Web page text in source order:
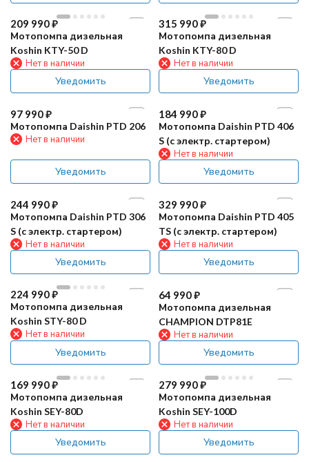
209 990₽
Мотопомпа дизельная
Koshin KTY-50 D
Нет в наличии
Уведомить
315 990₽
Мотопомпа дизельная
Koshin KTY-80 D
Нет в наличии
Уведомить
97 990₽
Мотопомпа Daishin PTD 206
Нет в наличии
Уведомить
184 990₽
Мотопомпа Daishin PTD 406
S (с электр. cтартером)
Нет в наличии
Уведомить
244 990₽
Мотопомпа Daishin PTD 306
S (с электр. cтартером)
Нет в наличии
Уведомить
329 990₽
Мотопомпа Daishin PTD 405
TS (с электр. cтартером)
Нет в наличии
Уведомить
224 990₽
Мотопомпа дизельная
Koshin STY-80 D
Нет в наличии
Уведомить
64 990₽
Мотопомпа дизельная
CHAMPION DTP81E
Нет в наличии
Уведомить
169 990₽
Мотопомпа дизельная
Koshin SEY-80D
Нет в наличии
Уведомить
279 990₽
Мотопомпа дизельная
Koshin SEY-100D
Нет в наличии
Уведомить